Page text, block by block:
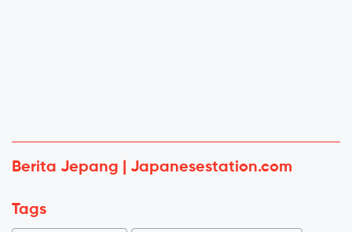
Berita Jepang | Japanesestation.com
Tags